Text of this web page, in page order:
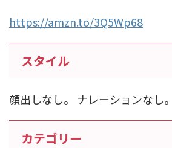
https://amzn.to/3Q5Wp68
スタイル
顔出しなし。 ナレーションなし。
カテゴリー